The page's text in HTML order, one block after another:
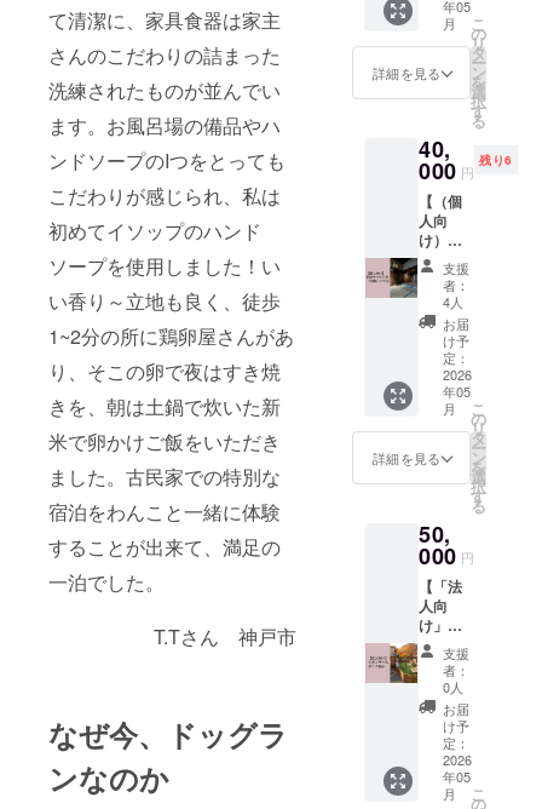
て清潔に、家具食器は家主
さんのこだわりの詰まった
洗練されたものが並んでい
ます。お風呂場の備品やハ
ンドソープのIつをとっても
こだわりが感じられ、私は
初めてイソップのハンド
ソープを使用しました！い
い香り～立地も良く、徒歩
1~2分の所に鶏卵屋さんがあ
り、そこの卵で夜はすき焼
きを、朝は土鍋で炊いた新
米で卵かけご飯をいただき
ました。古民家での特別な
宿泊をわんこと一緒に体験
することが出来て、満足の
一泊でした。
T.Tさん 神戸市
なぜ今、ドッグラ
ンなのか
ス/加工
でん
粉、調
味料
（アミ
甘味料
（ステ
ビア、
カンゾ
ウ）、
（一部
に大豆
を含
む） ※
本品製
造工場
では
卵・小
麦・え
び・か
にを含
む製品
※原材料
および
等の食
品表示
はお届
け商品
のラベ
ルに表
記され
ます。
商品開
封前に
は必ず
お届け
案内は
す）。
※その
ジュー
ル等の
詳細に
ついて
は、ご
支援決
定後
メール
にてご
相談さ
せてく
ださ
い。
記入く
ださ
このリ
ターン
の『た
だ支
援』と
同じ内
容にな
りま
す。
り、料
理から
の食事
を仲間
ます。
・ペッ
ト同伴
も可能
です
（同意
書・接
種証明
書が必
要にな
りま
す。）
・詳し
くはプ
ロジェ
リンク
の
Bookin
g.com
のリス
ティン
グをご
覧くだ
さい。
※夏休み
やGW、
年末年
始など
の繁忙
期には
ご利用
す。 ※
基本的
に、現
地にて
す（場
所のご
いたし
ま
す）。
※日程に
関して
は、支
援確定
後ご相
談させ
てくだ
さい。
牧場で
但馬牛
を育
て、提
供する
特別な
セット
をご用
意しま
した。
名
称：す
き焼
き、焼
肉セッ
ト 内容
量：す
き焼き
用約
500g、
焼肉用
約500g
ンのた
めに特
み合わ
せた
セット
をお届
けしま
す。 保
存方
法：冷
暗所に
保存
消費期
限：お
年05
月
詳細を見る
こ
の
リ
タ
ー
ン
を
選
択
す
る
40,
000 円
残り6
【（個
人向
け）宿
泊サー
ビス
券】年
間いつ
でも 令
和8年5
月〜令
和9年5
月まで
のいつ
でも宿
泊OKの
ス券で
す。 ど
の日付
でも、
何名で
も（定
員5名）
￥40,00
0でご宿
泊いた
だけま
す。 ・
宿泊可
能日
数：１
支援
者：
4人
お届
け予
定：
2026
年05
月
詳細を見る
こ
の
リ
タ
ー
ン
を
選
択
す
る
50,
000 円
【「法
人向
け」ス
ポン
サー名
ボード
掲示】
ご支援
いただ
いた企
業・組
織のお
支援
者：
0人
お届
け予
定：
2026
年05
月
こ
の